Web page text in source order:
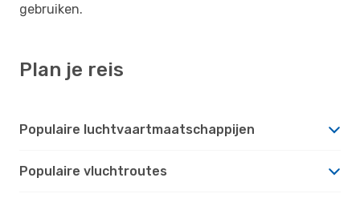
gebruiken.
Plan je reis
Populaire luchtvaartmaatschappijen
Populaire vluchtroutes